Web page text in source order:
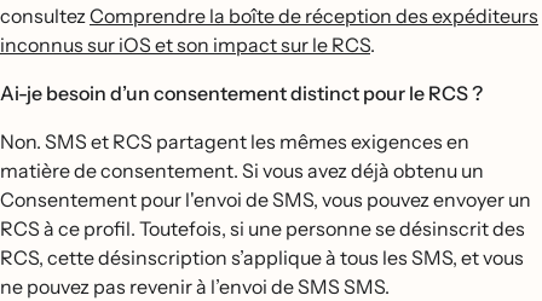
consultezComprendre la boîte de réception des expéditeurs
inconnus sur iOS et son impact sur le RCS.
Ai-je besoin d’un consentement distinct pour le RCS ?
Non. SMS et RCS partagent les mêmes exigences en
matière de consentement. Si vous avez déjà obtenu un
Consentement pour l'envoi de SMS, vous pouvez envoyer un
RCS à ce profil. Toutefois, si une personne se désinscrit des
RCS, cette désinscription s’applique à tous les SMS, et vous
ne pouvez pas revenir à l’envoi de SMS SMS.